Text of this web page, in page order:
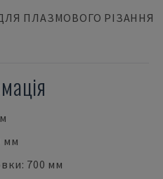
ПЛАЗМОВОГО РІЗАННЯ
мм
700 мм